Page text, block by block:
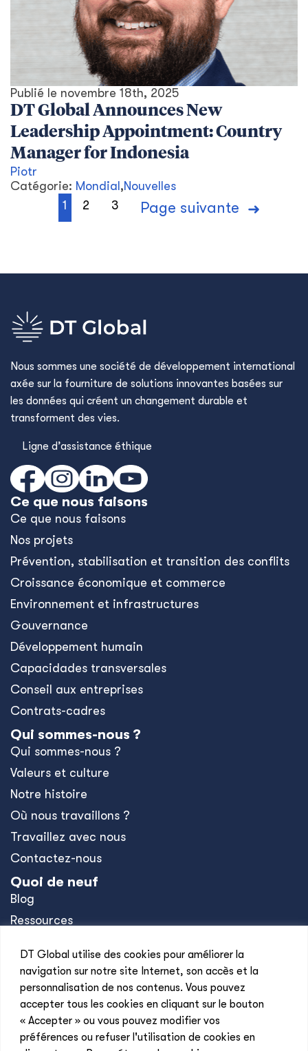
DT Global utilise des cookies pour améliorer la
navigation sur notre site Internet, son accès et la
personnalisation de nos contenus. Vous pouvez
accepter tous les cookies en cliquant sur le bouton
« Accepter » ou vous pouvez modifier vos
préférences ou refuser l'utilisation de cookies en
Publié le novembre 18th, 2025
DT Global Announces New
Leadership Appointment: Country
Manager for Indonesia
Piotr
Catégorie: Mondial ,Nouvelles
1
2 3 Page suivante
Nous sommes une société de développement international
axée sur la fourniture de solutions innovantes basées sur
les données qui créent un changement durable et
transforment des vies.
Ligne d’assistance éthique
Ce que nous faisons
Ce que nous faisons
Nos projets
Prévention, stabilisation et transition des conflits
Croissance économique et commerce
Environnement et infrastructures
Gouvernance
Développement humain
Capacidades transversales
Conseil aux entreprises
Contrats-cadres
Qui sommes-nous ?
Qui sommes-nous ?
Valeurs et culture
Notre histoire
Où nous travaillons ?
Travaillez avec nous
Contactez-nous
Quoi de neuf
Blog
Ressources
Événements
Communiqués de presse
Des bureaux
Afrique
Asie-Pacifique